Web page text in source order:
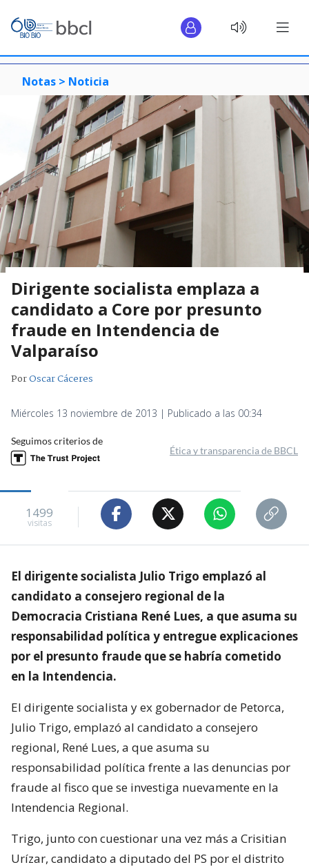
Notas > Noticia
Dirigente socialista emplaza a
candidato a Core por presunto
fraude en Intendencia de
Valparaíso
PorOscar Cáceres
Miércoles 13 noviembre de 2013 | Publicado a las 00:34
Seguimos criterios de
Ética y transparencia de BBCL
1499
visitas
El dirigente socialista Julio Trigo emplazó al
candidato a consejero regional de la
Democracia Cristiana René Lues, a que asuma su
responsabilidad política y entregue explicaciones
por el presunto fraude que se habría cometido
en la Intendencia.
El dirigente socialista y ex gobernador de Petorca,
Julio Trigo, emplazó al candidato a consejero
regional, René Lues, a que asuma su
responsabilidad política frente a las denuncias por
fraude al fisco que se investiga nuevamente en la
Intendencia Regional.
Trigo, junto con cuestionar una vez más a Crisitian
Urízar, candidato a diputado del PS por el distrito